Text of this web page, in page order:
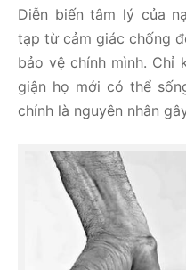
Diễn biến tâm lý của
tạp từ cảm giác chống
bảo vệ chính mình. Chỉ
giận họ mới có thể
chính là nguyên nhân